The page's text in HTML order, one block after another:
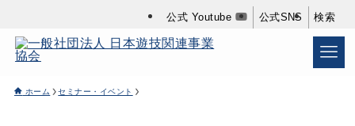
公式 Youtube 公式SNS 検索
ホーム セミナー・イベント